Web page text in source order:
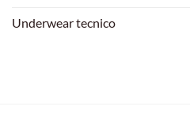
Underwear tecnico